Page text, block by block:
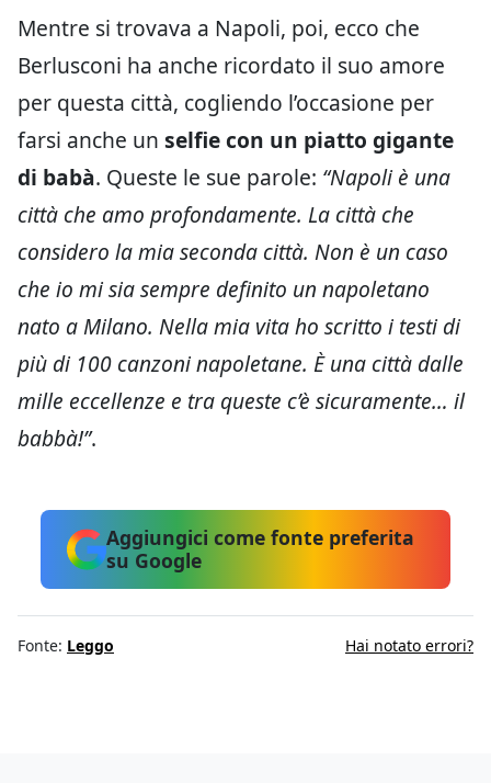
Mentre si trovava a Napoli, poi, ecco che
Berlusconi ha anche ricordato il suo amore
per questa città, cogliendo l’occasione per
farsi anche un selfie con un piatto gigante
di babà. Queste le sue parole: “Napoli è una
città che amo profondamente. La città che
considero la mia seconda città. Non è un caso
che io mi sia sempre definito un napoletano
nato a Milano. Nella mia vita ho scritto i testi di
più di 100 canzoni napoletane. È una città dalle
mille eccellenze e tra queste c’è sicuramente… il
babbà!”.
Aggiungici come fonte preferita
su Google
Fonte: Leggo Hai notato errori?